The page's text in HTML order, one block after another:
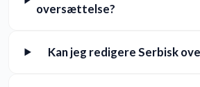
oversættelse?
Kan jeg redigere Serbisk